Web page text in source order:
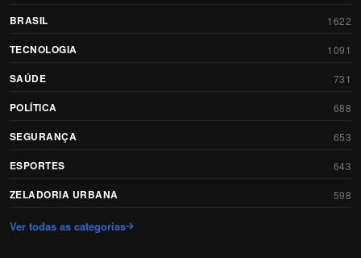
BRASIL 1622
TECNOLOGIA 1091
SAÚDE 731
POLÍTICA 688
SEGURANÇA 653
ESPORTES 643
ZELADORIA URBANA 598
Ver todas as categorias